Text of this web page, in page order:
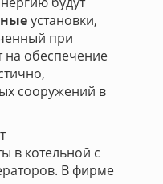
установки,
при
на обеспечение
сооружений в
в котельной с
В фирме